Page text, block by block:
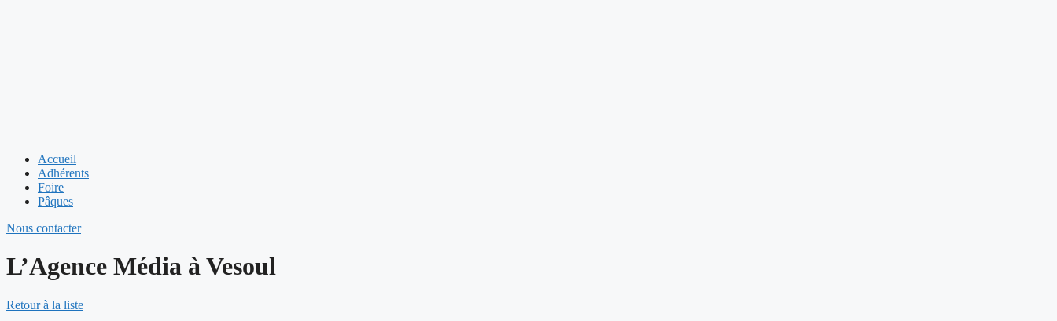
Accueil
Adhérents
Foire
Pâques
Nous contacter
L’Agence Média à Vesoul
Retour à la liste